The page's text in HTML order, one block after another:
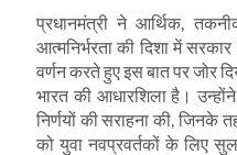
प्रधानमंत्री ने आर्थिक
आत्मनिर्भरता की दिशा में
वर्णन करते हुए इस बात पर जोर
भारत की आधारशिला है।
निर्णयों की सराहना की जिनके
को युवा नवप्रवर्तकों के लिए